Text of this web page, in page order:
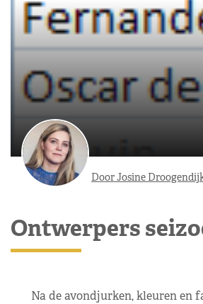
Door Josine
Ontwerpers
Na de avondjurken, kleuren en